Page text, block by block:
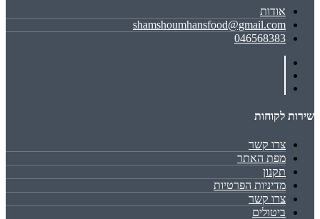
אודות
shamshoumhansfood@gmail.com
046568383
שירות לקוחות
צרו קשר
מפת האתר
תקנון
מדיניות הפרטיות
צרו קשר
ביטולים